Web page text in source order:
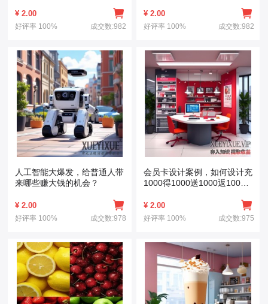
¥2.00
好评率 100% 成交数:982
¥ 2.00
好评率 100% 成交数:982
人工智能大爆发，给普通人带
来哪些赚大钱的机会？
¥2.00
好评率 100% 成交数:978
会员卡设计案例，如何设计充
1000得1000送1000返1000
¥ 2.00
好评率 100% 成交数:975